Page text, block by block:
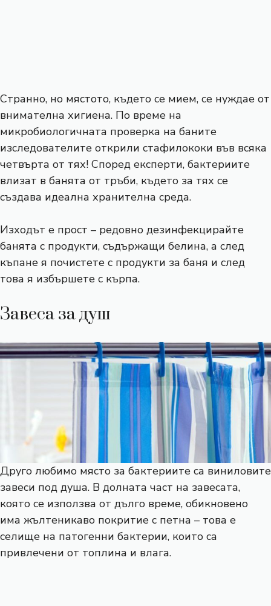
Странно, но мястото, където се мием, се нуждае от
внимателна хигиена. По време на
микробиологичната проверка на баните
изследователите открили стафилококи във всяка
четвърта от тях! Според експерти, бактериите
влизат в банята от тръби, където за тях се
създава идеална хранителна среда.
Изходът е прост – редовно дезинфекцирайте
банята с продукти, съдържащи белина, а след
къпане я почистете с продукти за баня и след
това я избършете с кърпа.
Завеса за душ
Друго любимо място за бактериите са виниловите
завеси под душа. В долната част на завесата,
която се използва от дълго време, обикновено
има жълтеникаво покритие с петна – това е
селище на патогенни бактерии, които са
привлечени от топлина и влага.